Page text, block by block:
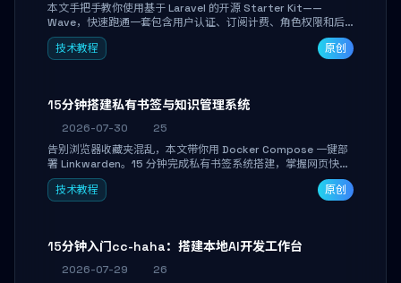
本文手把手教你使用基于 Laravel 的开源 Starter Kit——
Wave，快速跑通一套包含用户认证、订阅计费、角色权限和后
台管理的完整 SaaS 骨架。附带 Stripe 测试支付对接与自定义
业务页面开发实战，助你省去重复基建时间，将精力聚焦于核心
技术教程 原创
15分钟搭建私有书签与知识管理系统
2026-07-30
25
告别浏览器收藏夹混乱，本文带你用 Docker Compose 一键部
署 Linkwarden。15 分钟完成私有书签系统搭建，掌握网页快照
归档、高亮批注、分类管理与全文搜索。适合开发者与知识工作
者打造个人知识库，资料统一归档，随时检索。
技术教程 原创
15分钟入门cc-haha：搭建本地AI开发工作台
2026-07-29
26